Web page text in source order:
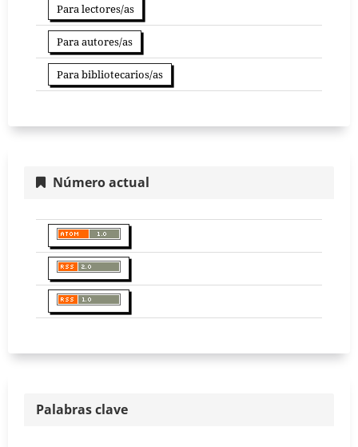
Para lectores/as
Para autores/as
Para bibliotecarios/as
Número actual
Palabras clave